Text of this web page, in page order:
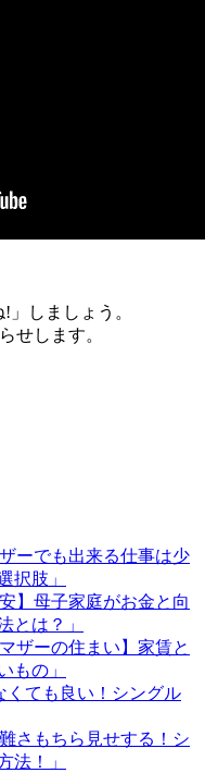
しましょう。
せします。
ーでも出来る仕事は少
択肢」
】母子家庭がお金と向
とは？」
ザーの住まい】家賃と
もの」
くても良い！シングル
さもちら見せする！シ
法！」